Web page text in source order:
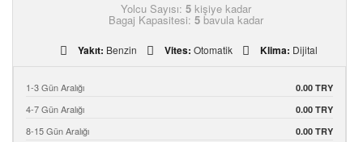
Yolcu Sayısı: 5kişiye kadar
Bagaj Kapasitesi: 5bavula kadar
Yakıt: Benzin Vites: Otomatik Klima: Dijital
1-3 Gün Aralığı 0.00 TRY
4-7 Gün Aralığı 0.00 TRY
8-15 Gün Aralığı 0.00 TRY